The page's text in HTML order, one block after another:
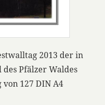
2013 der in
Pfälzer Waldes
127 DIN A4